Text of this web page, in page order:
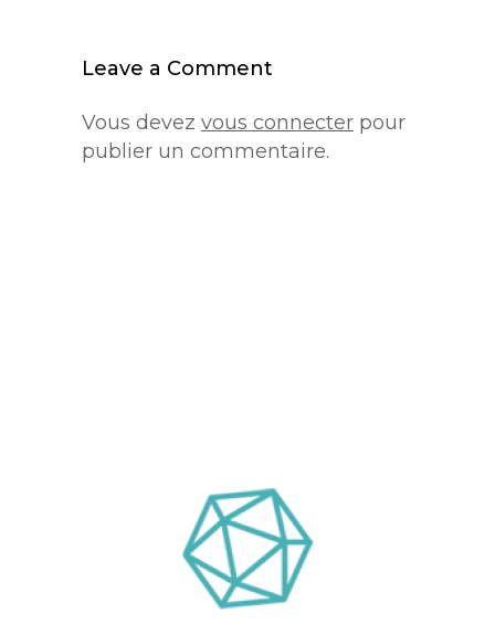
Leave a Comment
Vous devez vous connecter pour
publier un commentaire.